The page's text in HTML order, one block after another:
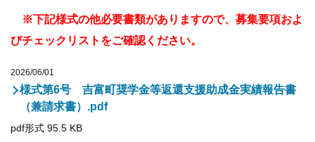
※下記様式の他必要書類がありますので、募集要項およ
びチェックリストをご確認ください。
様式第6号 吉富町奨学金等返還支援助成金実績報告書
（兼請求書）.pdf
pdf形式 95.5 KB
2026/06/01